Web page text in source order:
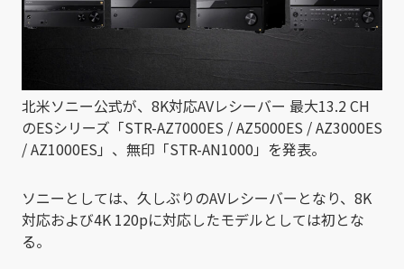
北米ソニー公式が、8K対応AVレシーバー 最大13.2 CH
のESシリーズ「STR-AZ7000ES / AZ5000ES / AZ3000ES
/ AZ1000ES」、無印「STR-AN1000」を発表。
ソニーとしては、久しぶりのAVレシーバーとなり、8K
対応および4K 120pに対応したモデルとしては初とな
る。